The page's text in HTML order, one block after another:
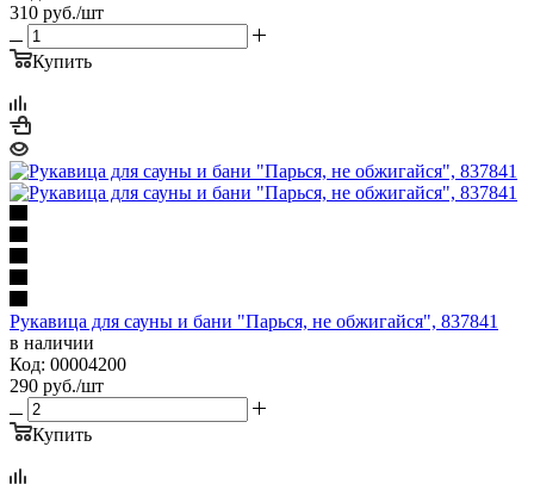
310 руб./шт
Купить
Рукавица для сауны и бани "Парься, не обжигайся", 837841
в наличии
Код: 00004200
290 руб./шт
Купить